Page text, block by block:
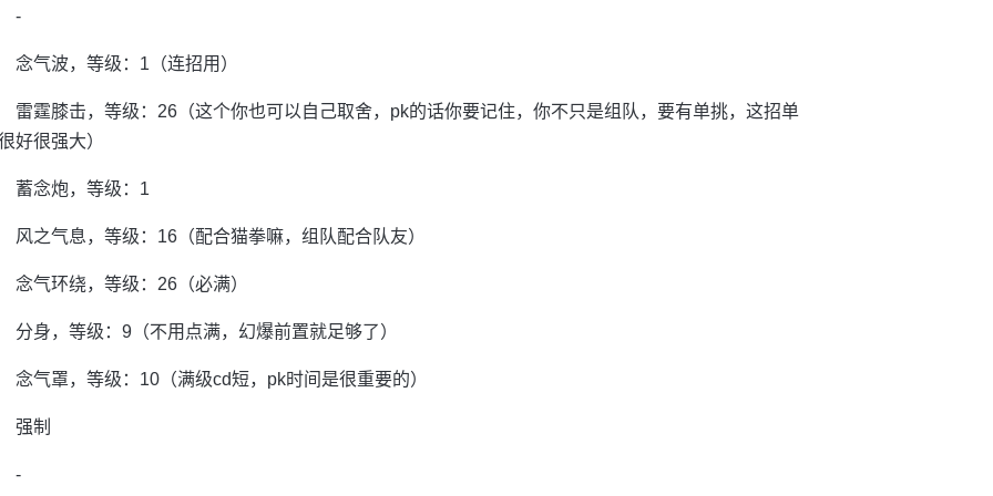
-
念气波，等级：1（连招用）
雷霆膝击，等级：26（这个你也可以自己取舍，pk的话你要记住，你不只是组队，要有单挑，这招单
好很强大）
蓄念炮，等级：1
风之气息，等级：16（配合猫拳嘛，组队配合队友）
念气环绕，等级：26（必满）
分身，等级：9（不用点满，幻爆前置就足够了）
念气罩，等级：10（满级cd短，pk时间是很重要的）
强制
-